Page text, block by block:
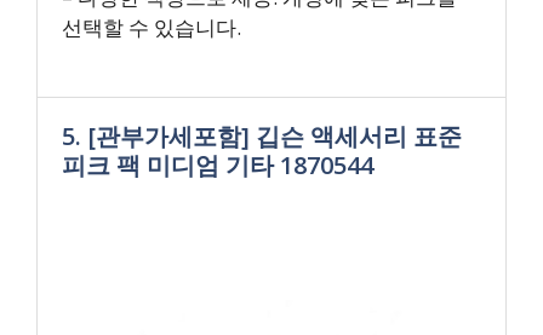
선택할 수 있습니다.
5. [관부가세포함] 깁슨 액세서리 표준
피크 팩 미디엄 기타 1870544